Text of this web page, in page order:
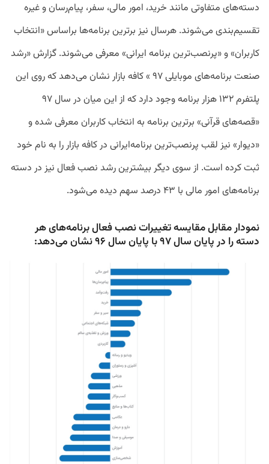
دسته‌های متفاوتی مانند خرید، امور مالی، سفر، پیام‌رسان و غیره
تقسیم‌بندی می‌شوند. هرسال نیز برترین برنامه‌ها براساس «انتخاب
کاربران» و «پرنصب‌ترین برنامه ایرانی» معرفی می‌شوند. گزارش «رشد
صنعت برنامه‌های موبایلی ۹۷ » کافه بازار نشان می‌دهد که روی این
پلتفرم ۱۳۲ هزار برنامه وجود دارد که از این میان در سال ۹۷
«قصه‌های قرآنی» برترین برنامه به انتخاب کاربران معرفی شده‌ و
«دیوار» نیز لقب پرنصب‌ترین برنامه‌ایرانی در کافه بازار را به نام خود
ثبت کرده است. از سوی دیگر بیشترین رشد نصب فعال نیز در دسته
برنامه‌های امور مالی با ۴۳ درصد سهم دیده می‌شود.
نمودار مقابل مقایسه تغییرات نصب فعال برنامه‌های هر
دسته را در پایان سال ۹۷ با پایان سال ۹۶ نشان می‌دهد: